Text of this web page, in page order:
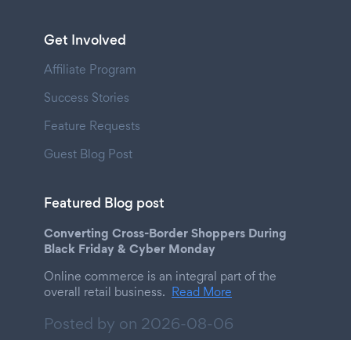
Get Involved
Affiliate Program
Success Stories
Feature Requests
Guest Blog Post
Featured Blog post
Converting Cross-Border Shoppers During
Black Friday & Cyber Monday
Online commerce is an integral part of the
overall retail business. Read More
Posted by on 2026-08-06